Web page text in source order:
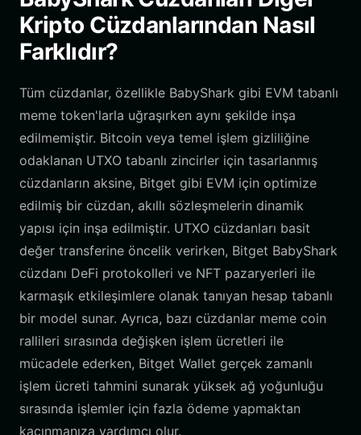
Kripto Cüzdanlarından Nasıl
Farklıdır?
Tüm cüzdanlar, özellikle BabyShark gibi EVM tabanlı
meme token'larla uğraşırken aynı şekilde inşa
edilmemiştir. Bitcoin veya temel işlem gizliliğine
odaklanan UTXO tabanlı zincirler için tasarlanmış
cüzdanların aksine, Bitget gibi EVM için optimize
edilmiş bir cüzdan, akıllı sözleşmelerin dinamik
yapısı için inşa edilmiştir. UTXO cüzdanları basit
değer transferine öncelik verirken, Bitget BabyShark
cüzdanı DeFi protokolleri ve NFT pazaryerleri ile
karmaşık etkileşimlere olanak tanıyan hesap tabanlı
bir model sunar. Ayrıca, bazı cüzdanlar meme coin
rallileri sırasında değişken işlem ücretleri ile
mücadele ederken, Bitget Wallet gerçek zamanlı
işlem ücreti tahmini sunarak yüksek ağ yoğunluğu
sırasında işlemler için fazla ödeme yapmaktan
kaçınmanıza yardımcı olur.